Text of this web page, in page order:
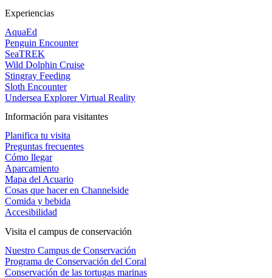
Experiencias
AquaEd
Penguin Encounter
SeaTREK
Wild Dolphin Cruise
Stingray Feeding
Sloth Encounter
Undersea Explorer Virtual Reality
Información para visitantes
Planifica tu visita
Preguntas frecuentes
Cómo llegar
Aparcamiento
Mapa del Acuario
Cosas que hacer en Channelside
Comida y bebida
Accesibilidad
Visita el campus de conservación
Nuestro Campus de Conservación
Programa de Conservación del Coral
Conservación de las tortugas marinas